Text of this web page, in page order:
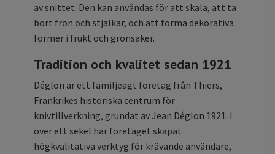
av snittet. Den kan användas för att skala, att ta
bort frön och stjälkar, och att forma dekorativa
former i frukt och grönsaker.
Tradition och kvalitet sedan 1921
Déglon är ett familjeägt företag från Thiers,
Frankrikes historiska centrum för
knivtillverkning, grundat av Jean Déglon 1921. I
över ett sekel har företaget skapat
högkvalitativa verktyg för krävande användare,